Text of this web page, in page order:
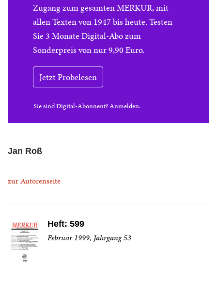
Zugang zum gesamten MERKUR, mit
allen Texten von 1947 bis heute. Testen
Sie 3 Monate Digital-Abo zum
Sonderpreis von nur 9,90 Euro.
Jetzt Probelesen
Sie sind Digital-Abonnent? Anmelden.
Jan Roß
zur Autorenseite
Heft: 599
Februar 1999, Jahrgang 53